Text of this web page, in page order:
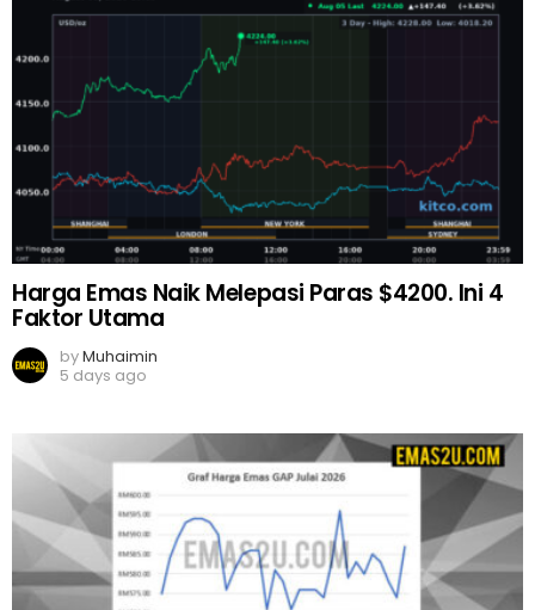
Harga Emas Naik Melepasi Paras $4200. Ini 4
Faktor Utama
byMuhaimin
5 days ago